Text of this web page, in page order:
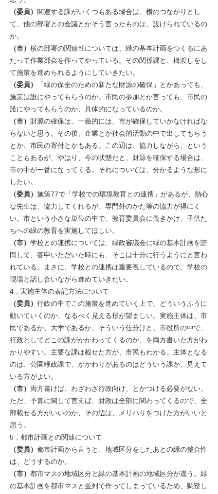
（委員） 関連する課がいくつもある場合は、横のつながりとし
て、他の部署との会議とかそう言ったものは、設けられているの
か。
（市） 横の部署の関連性については、緑の基本計画をつくるにあ
たって作業部会を作ってやっている。その関係課と、橋渡しをし
て施策を進められるようにしていきたい。
（委員）
「緑の保全のための新たな財源の確保」とかあっても、
施策は誰にやってもらうのか。市民の参加とか言っても、市民の
誰にやってもらうのか、具体的になっているのか。
（市） 財源の確保は、一義的には、市が確保していかなければな
らないと思う。その後、企業とか社会的活動の中で出してもらう
とか、市民の寄付とかもある。この辺は、協力しながら、という
こともあるが、やはり、今の状態だと、財源を確保する場合は、
市の中が一番になってくる。それについては、分かるような形に
したい。
（委員） 施策77で「学校での環境教育との連携」があるが、熱心
な先生は、協力してくれるが、専門外のかた等の協力が得にく
い。市という小さな単位の中で、教育委員会に働きかけ、子供た
ちへの緑の教育を実施してほしい。
（市） 学校との連携については、緑政審議会に緑の基本計画を諮
問して、答申いただいた時にも、そこは十分に行うようにと言わ
れている。まさに、学校との連携は重要視しているので、学校の
現場と話し合いながら進めていきたい。
4．実施主体の表記方法について
（委員） 行政の中でこの施策を進めていく上で、どういうふうに
動いていくのか、なるべく見える形が望ましい。実施主体は、市
民であるか、大学であるか、そういう仕分けと、市役所の中で、
行政としてどこの課がかかわってくるのか、を両方書いた方がわ
かりやすい。主要な課は載せた方が、市民もわかる。主体となる
のは、公園緑政課で、かかわりがあるのはどういう課か、見えて
いる方がよい。
（市） 両方書けば、わざわざ行政向け、とかつける必要がない。
ただ、予算に関して言えば、財政は全部に関わってくるので、全
部載せる方がいいのか、その辺は、メリハリをつけた方がいいと
思う。
5．都市計画との関連について
（委員） 都市計画から言うと、地域区分をしたあとの緑の整合性
は、どうするのか。
（市） 都市マスの地域区分と緑の基本計画の地域区分が違う。緑
の基本計画を都市マスと並列で作ってしまっているため、調整し